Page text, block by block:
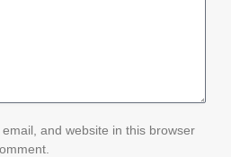
and website in this browser